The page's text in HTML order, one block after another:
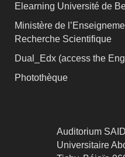
Elearning Université de
Ministère de
Recherche Scientifique
Dual_Edx (access the
Photothèque
Auditorium
Universitaire